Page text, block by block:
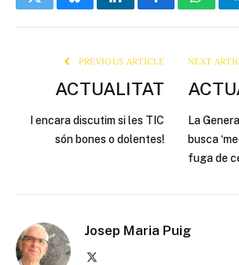
TwitterBlueskyLinkedInFacebook
PREVIOUS ARTICLE
ACTUALITAT
I encara discutim si les TIC
són bones o dolentes!
NEXT
La
busca
fuga de
Josep Maria Puig